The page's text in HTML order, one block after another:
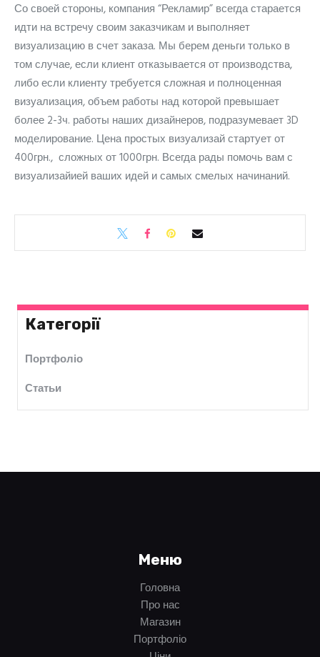
Со своей стороны, компания “Рекламир” всегда старается
идти на встречу своим заказчикам и выполняет
визуализацию в счет заказа. Мы берем деньги только в
том случае, если клиент отказывается от производства,
либо если клиенту требуется сложная и полноценная
визуализация, объем работы над которой превышает
более 2-3ч. работы наших дизайнеров, подразумевает 3D
моделирование. Цена простых визуализай стартует от
400грн., сложных от 1000грн. Всегда рады помочь вам с
визуализайией ваших идей и самых смелых начинаний.
Категорії
Портфоліо
Статьи
Меню
Головна
Про нас
Магазин
Портфоліо